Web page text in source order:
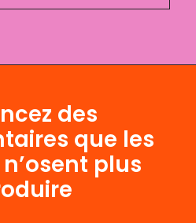
des
que les
plus